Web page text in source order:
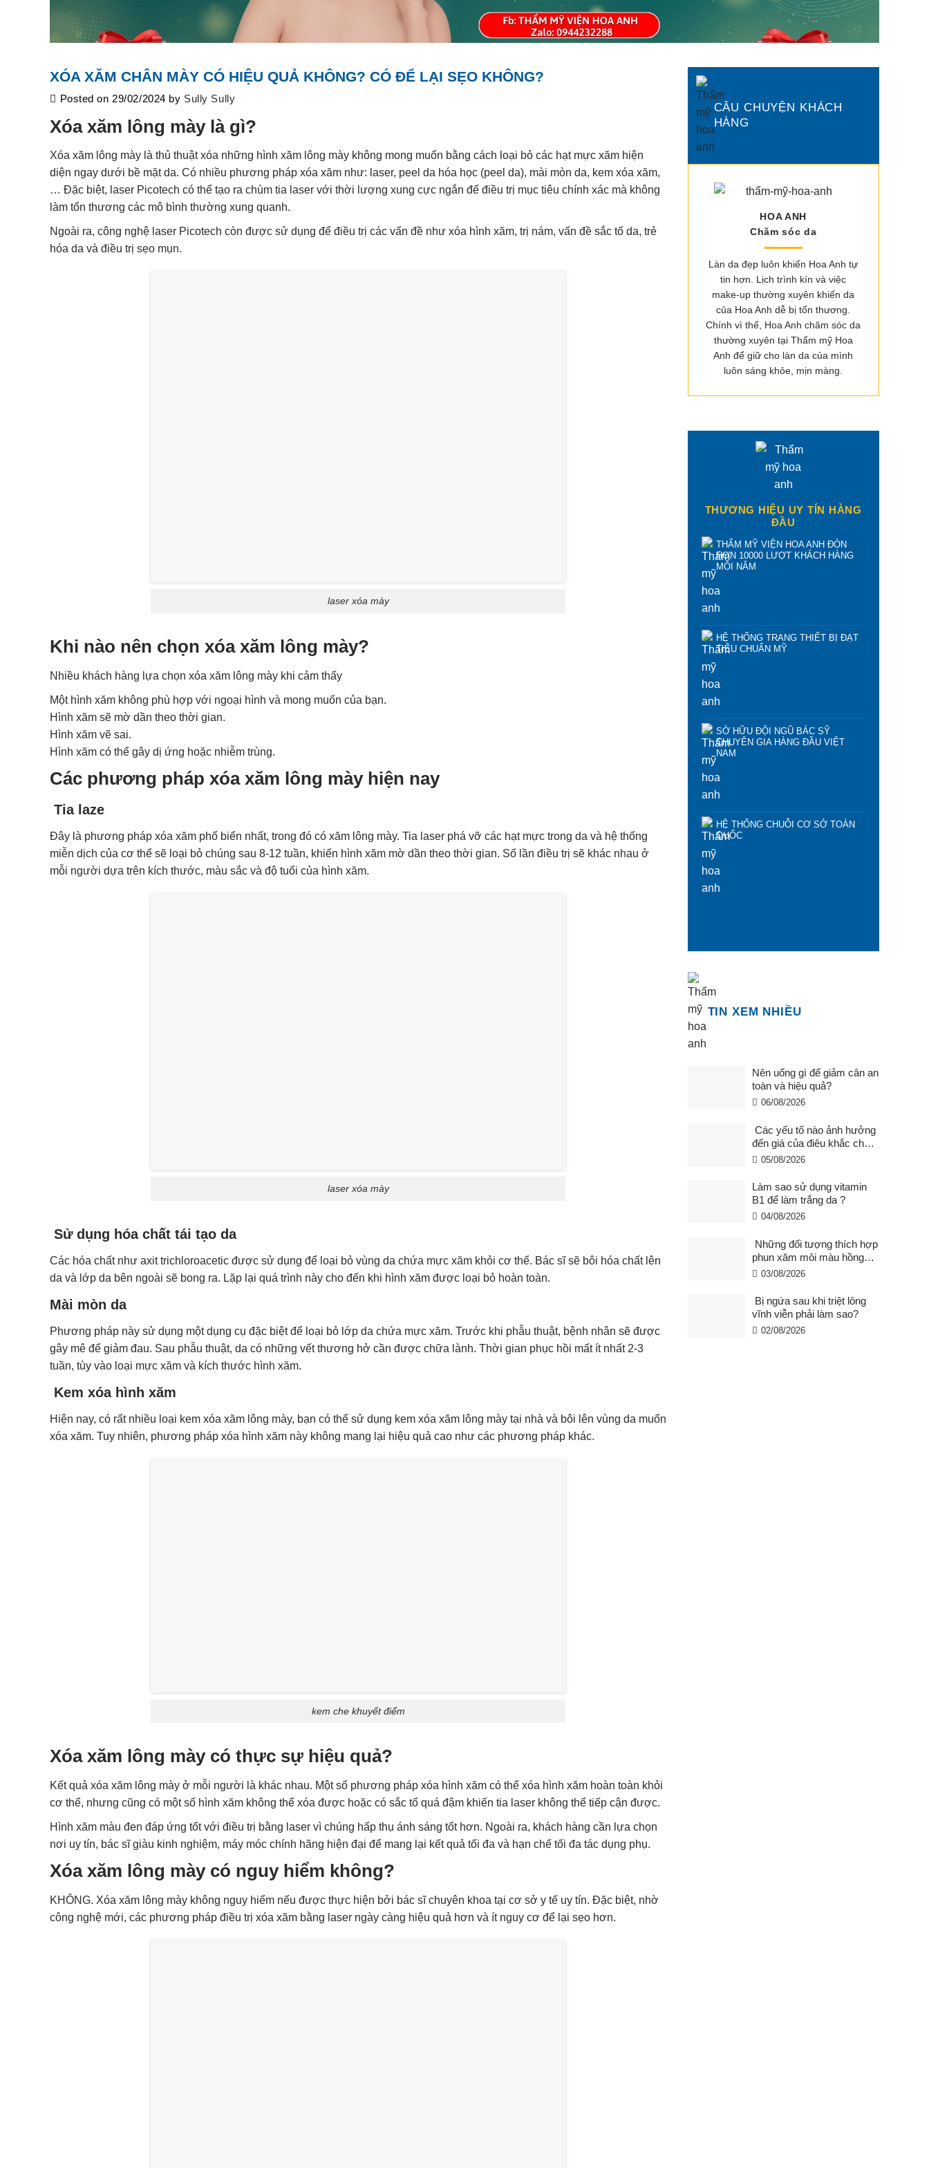
XÓA XĂM CHÂN MÀY CÓ HIỆU QUẢ KHÔNG? CÓ ĐỂ LẠI SẸO KHÔNG?
Posted on 29/02/2024 by Sully Sully
Xóa xăm lông mày là gì?
Xóa xăm lông mày là thủ thuật xóa những hình xăm lông mày không mong muốn bằng cách loại bỏ các hạt mực xăm hiện
diện ngay dưới bề mặt da. Có nhiều phương pháp xóa xăm như: laser, peel da hóa học (peel da), mài mòn da, kem xóa xăm,
… Đặc biệt, laser Picotech có thể tạo ra chùm tia laser với thời lượng xung cực ngắn để điều trị mục tiêu chính xác mà không
làm tổn thương các mô bình thường xung quanh.
Ngoài ra, công nghệ laser Picotech còn được sử dụng để điều trị các vấn đề như xóa hình xăm, trị nám, vấn đề sắc tố da, trẻ
hóa da và điều trị sẹo mụn.
laser xóa mày
Khi nào nên chọn xóa xăm lông mày?
Nhiều khách hàng lựa chọn xóa xăm lông mày khi cảm thấy
Một hình xăm không phù hợp với ngoại hình và mong muốn của bạn.
Hình xăm sẽ mờ dần theo thời gian.
Hình xăm vẽ sai.
Hình xăm có thể gây dị ứng hoặc nhiễm trùng.
Các phương pháp xóa xăm lông mày hiện nay
Tia laze
Đây là phương pháp xóa xăm phổ biến nhất, trong đó có xăm lông mày. Tia laser phá vỡ các hạt mực trong da và hệ thống
miễn dịch của cơ thể sẽ loại bỏ chúng sau 8-12 tuần, khiến hình xăm mờ dần theo thời gian. Số lần điều trị sẽ khác nhau ở
mỗi người dựa trên kích thước, màu sắc và độ tuổi của hình xăm.
laser xóa mày
Sử dụng hóa chất tái tạo da
Các hóa chất như axit trichloroacetic được sử dụng để loại bỏ vùng da chứa mực xăm khỏi cơ thể. Bác sĩ sẽ bôi hóa chất lên
da và lớp da bên ngoài sẽ bong ra. Lặp lại quá trình này cho đến khi hình xăm được loại bỏ hoàn toàn.
Mài mòn da
Phương pháp này sử dụng một dụng cụ đặc biệt để loại bỏ lớp da chứa mực xăm. Trước khi phẫu thuật, bệnh nhân sẽ được
gây mê để giảm đau. Sau phẫu thuật, da có những vết thương hở cần được chữa lành. Thời gian phục hồi mất ít nhất 2-3
tuần, tùy vào loại mực xăm và kích thước hình xăm.
Kem xóa hình xăm
Hiện nay, có rất nhiều loại kem xóa xăm lông mày, bạn có thể sử dụng kem xóa xăm lông mày tại nhà và bôi lên vùng da muốn
xóa xăm. Tuy nhiên, phương pháp xóa hình xăm này không mang lại hiệu quả cao như các phương pháp khác.
kem che khuyết điểm
Xóa xăm lông mày có thực sự hiệu quả?
Kết quả xóa xăm lông mày ở mỗi người là khác nhau. Một số phương pháp xóa hình xăm có thể xóa hình xăm hoàn toàn khỏi
cơ thể, nhưng cũng có một số hình xăm không thể xóa được hoặc có sắc tố quá đậm khiến tia laser không thể tiếp cận được.
Hình xăm màu đen đáp ứng tốt với điều trị bằng laser vì chúng hấp thụ ánh sáng tốt hơn. Ngoài ra, khách hàng cần lựa chọn
nơi uy tín, bác sĩ giàu kinh nghiệm, máy móc chính hãng hiện đại để mang lại kết quả tối đa và hạn chế tối đa tác dụng phụ.
Xóa xăm lông mày có nguy hiểm không?
KHÔNG. Xóa xăm lông mày không nguy hiểm nếu được thực hiện bởi bác sĩ chuyên khoa tại cơ sở y tế uy tín. Đặc biệt, nhờ
công nghệ mới, các phương pháp điều trị xóa xăm bằng laser ngày càng hiệu quả hơn và ít nguy cơ để lại sẹo hơn.
CÂU CHUYỆN KHÁCH
HÀNG
HOA ANH
Chăm sóc da
Làn da đẹp luôn khiến Hoa Anh tự
tin hơn. Lịch trình kín và việc
make-up thường xuyên khiến da
của Hoa Anh dễ bị tổn thương.
Chính vì thế, Hoa Anh chăm sóc da
thường xuyên tại Thẩm mỹ Hoa
Anh để giữ cho làn da của mình
luôn sáng khỏe, mịn màng.
THƯƠNG HIỆU UY TÍN HÀNG
ĐẦU
THẨM MỸ VIỆN HOA ANH ĐÓN
HƠN 10000 LƯỢT KHÁCH HÀNG
MỖI NĂM
HỆ THỐNG TRANG THIẾT BỊ ĐẠT
TIÊU CHUẨN MỸ
SỞ HỮU ĐỘI NGŨ BÁC SỸ
CHUYÊN GIA HÀNG ĐẦU VIỆT
NAM
HỆ THỐNG CHUỖI CƠ SỞ TOÀN
QUỐC
TIN XEM NHIỀU
Nên uống gì để giảm cân an
toàn và hiệu quả?
06/08/2026
Các yếu tố nào ảnh hưởng
đến giá của điêu khắc chân
mày ?
05/08/2026
Làm sao sử dụng vitamin
B1 để làm trắng da ?
04/08/2026
Những đối tượng thích hợp
phun xăm môi màu hồng
cam san hô?
03/08/2026
Bị ngứa sau khi triệt lông
vĩnh viễn phải làm sao?
02/08/2026